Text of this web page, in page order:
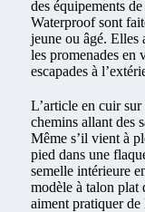
des équipements
Waterproof sont
jeune ou âgé. Elles
les promenades en
escapades à
L’article en cuir sur
chemins allant des
Même s’il vient à
pied dans une
semelle intérieure
modèle à talon plat
aiment pratiquer de